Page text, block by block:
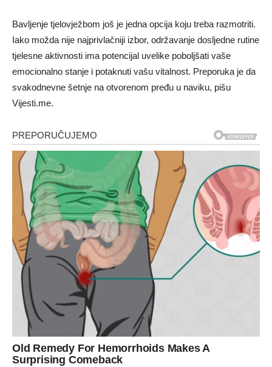
Bavljenje tjelovježbom još je jedna opcija koju treba razmotriti.
Iako možda nije najprivlačniji izbor, održavanje dosljedne rutine
tjelesne aktivnosti ima potencijal uvelike poboljšati vaše
emocionalno stanje i potaknuti vašu vitalnost. Preporuka je da
svakodnevne šetnje na otvorenom pređu u naviku, pišu
Vijesti.me.